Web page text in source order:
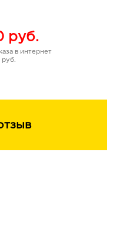
руб.
в интернет
руб.